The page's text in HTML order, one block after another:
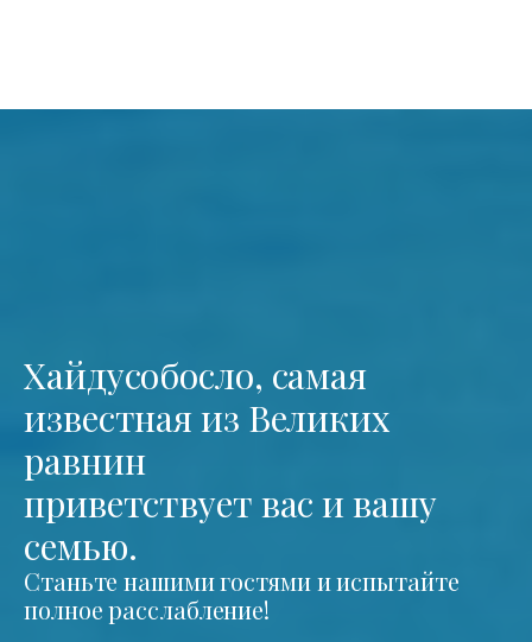
Хайдусобосло, самая
известная из Великих
равнин
приветствует вас и вашу
семью.
Станьте нашими гостями и испытайте
полное расслабление!